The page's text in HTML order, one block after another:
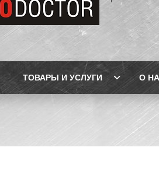
ТОВАРЫ И УСЛУГИ О